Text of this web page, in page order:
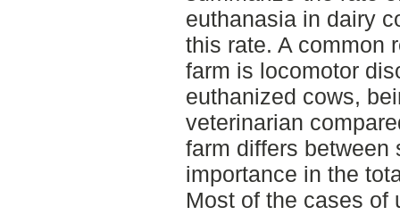
euthanasia in dairy
this rate. A common
farm is locomotor
euthanized cows,
veterinarian
farm differs between
importance in the
Most of the cases of